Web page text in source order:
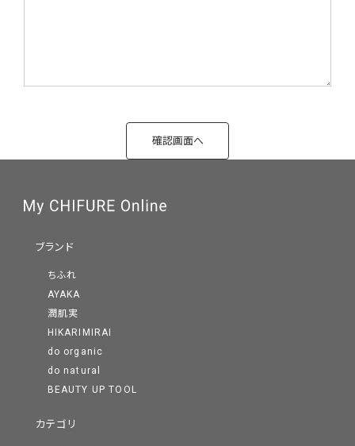
ブランド
ちふれ
AYAKA
潤肌実
HIKARIMIRAI
do organic
do natural
BEAUTY UP TOOL
カテゴリ